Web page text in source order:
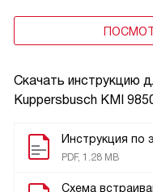
Скачать инструкцию
Kuppersbusch KMI
Инструкция по
PDF, 1.28 MB
Схема